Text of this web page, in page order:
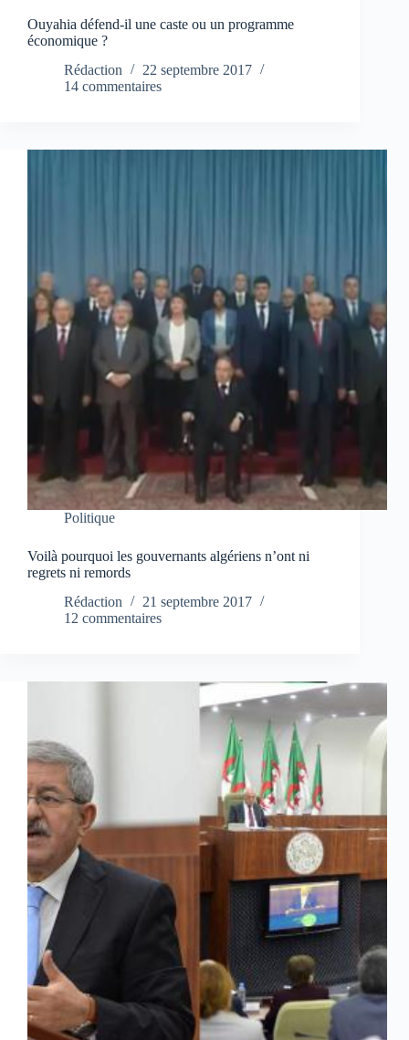
Ouyahia défend-il une caste ou un programme
économique ?
Rédaction
22 septembre 2017
14 commentaires
Politique
Voilà pourquoi les gouvernants algériens n’ont ni
regrets ni remords
Rédaction
21 septembre 2017
12 commentaires